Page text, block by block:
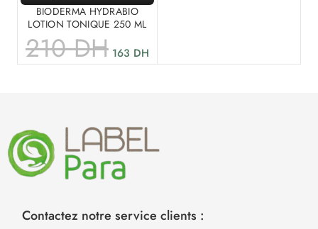
BIODERMA HYDRABIO
LOTION TONIQUE 250 ML
210DH 163 DH
Contactez notre service clients :